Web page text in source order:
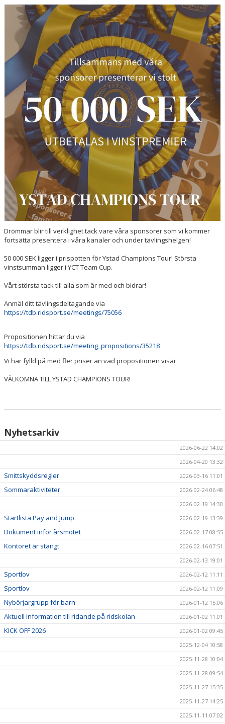
HÄSTAR
KALENDER
Drömmar blir till verklighet tack vare våra sponsorer som vi kommer
fortsätta presentera i våra kanaler och under tävlingshelgen!
50 000 SEK ligger i prispotten för Ystad Champions Tour! Största
vinstsumman ligger i YCT Team Cup.
Vårt största tack till alla som är med och bidrar!
Anmäl ditt tävlingsdeltagande via
https://tdb.ridsport.se/meetings/75056
Propositionen hittar du via
https://tdb.ridsport.se/meeting_propositions/35218
Vi har fylld på med fler priser än vad propositionen visar.
VÄLKOMNA TILL YSTAD CHAMPIONS TOUR!
Nyhetsarkiv
2026-06-22 14:02
2026-04-20 13:32
Smittskyddsregler 2026-03-16 11:01
Sommaraktiviteter
2026-02-24 06:48
2026-02-19 14:30
Startlista Pay and Jump 2026-02-19 13:39
Dokument inför årsmötet 2026-02-17 08:55
Kontoret är stängt
2026-02-16 07:51
2026-02-13 19:01
Sportlov 2026-02-12 11:11
Sportlov 2026-02-12 11:09
Nybörjargrupp för barn 2026-01-12 15:06
Aktuell information till ridande på ridskolan 2026-01-02 11:01
KICK OFF 2026
2026-01-02 09:45
2025-12-04 10:58
2025-11-28 10:04
2025-11-28 09:54
2025-11-27 15:35
2025-11-27 14:25
2025-11-11 07:02